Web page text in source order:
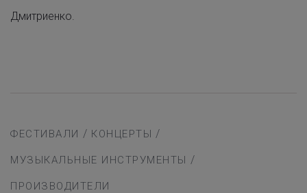
Дмитриенко.
ФЕСТИВАЛИ / КОНЦЕРТЫ /
МУЗЫКАЛЬНЫЕ ИНСТРУМЕНТЫ /
ПРОИЗВОДИТЕЛИ